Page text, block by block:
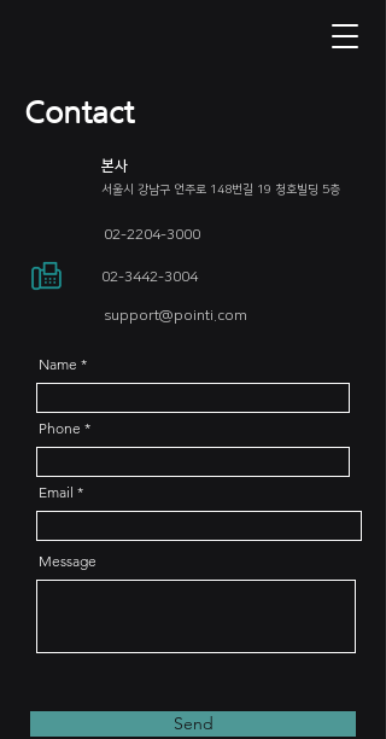
Contact
본사
서울시 강남구 언주로 148번길 19 ​청호빌딩 5층
02-2204-3000
02-3442-3004
support@pointi.com
Name
Phone
Email
Message
Send